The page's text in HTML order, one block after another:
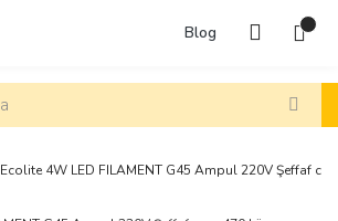
Blog
Ecolite 4W LED FILAMENT G45 Ampul 220V Şeffaf